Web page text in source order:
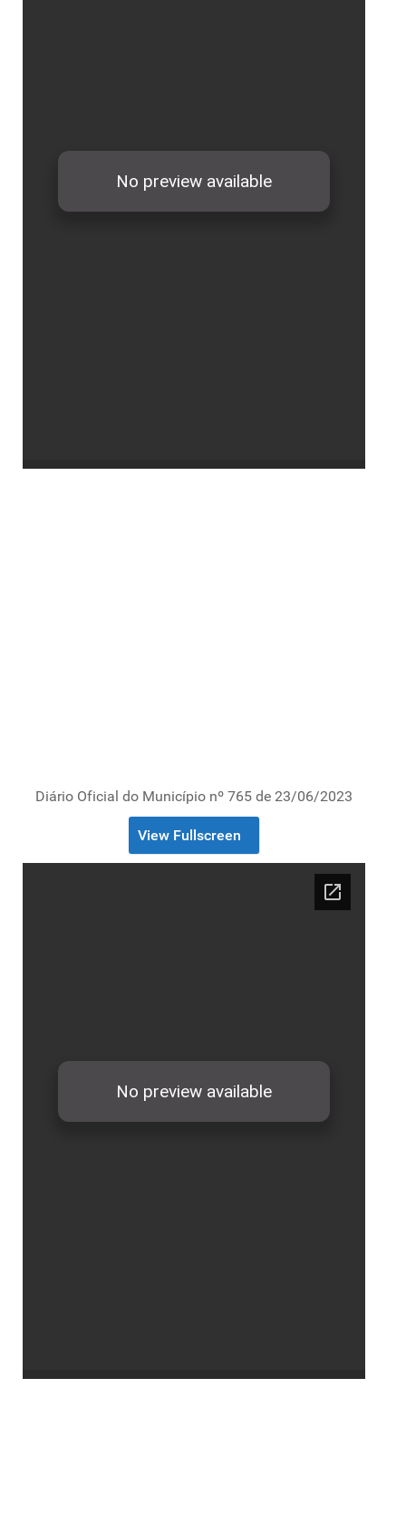
Diário Oficial do Município nº 765 de 23/06/2023
View Fullscreen